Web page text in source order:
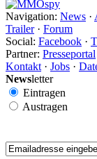
Navigation: News ·
Trailer· Forum
Social: Facebook ·
Partner: Presseportal
Kontakt · Jobs ·
Newsletter
Eintragen
Austragen